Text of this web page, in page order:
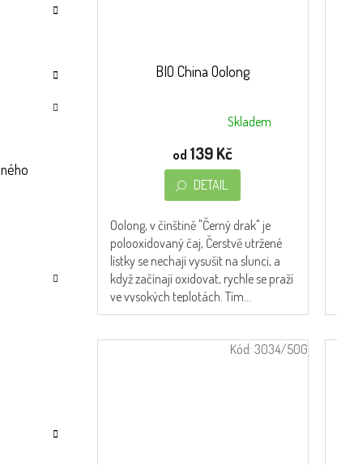
BIO China Oolong
5
hvězdiček.
Skladem
od 139 Kč
DETAIL
Oolong, v čínštině "Černý drak" je
polooxidovaný čaj, Čerstvě utržené
lístky se nechají vysušit na slunci, a
když začínají oxidovat, rychle se praží
ve vysokých teplotách. Tím...
Kód: 3034/50G